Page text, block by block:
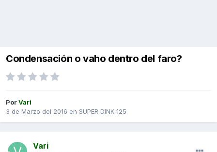
Condensación o vaho dentro del faro?
PorVari
3 de Marzo del 2016 en SUPER DINK 125
Vari